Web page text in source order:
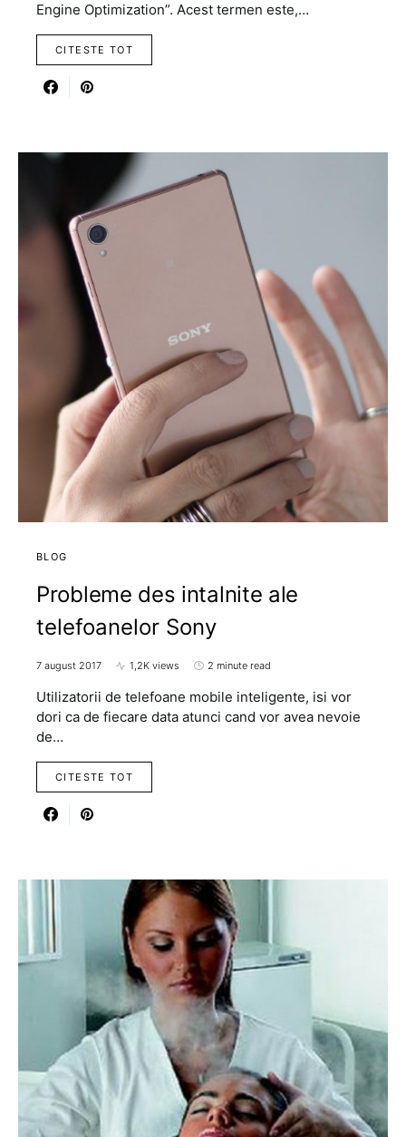
Engine Optimization”. Acest termen este,…
CITESTE TOT
BLOG
Probleme des intalnite ale
telefoanelor Sony
7 august 2017 1,2K views 2 minute read
Utilizatorii de telefoane mobile inteligente, isi vor
dori ca de fiecare data atunci cand vor avea nevoie
de…
CITESTE TOT